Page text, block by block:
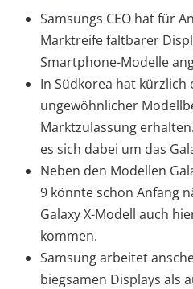
Samsungs CEO hat für
Marktreife faltbarer
Smartphone-Modelle
In Südkorea hat
ungewöhnlicher
Marktzulassung
es sich dabei um das
Neben den Modellen
9 könnte schon Anfang
Galaxy X-Modell auch
kommen.
Samsung arbeitet
biegsamen Displays als